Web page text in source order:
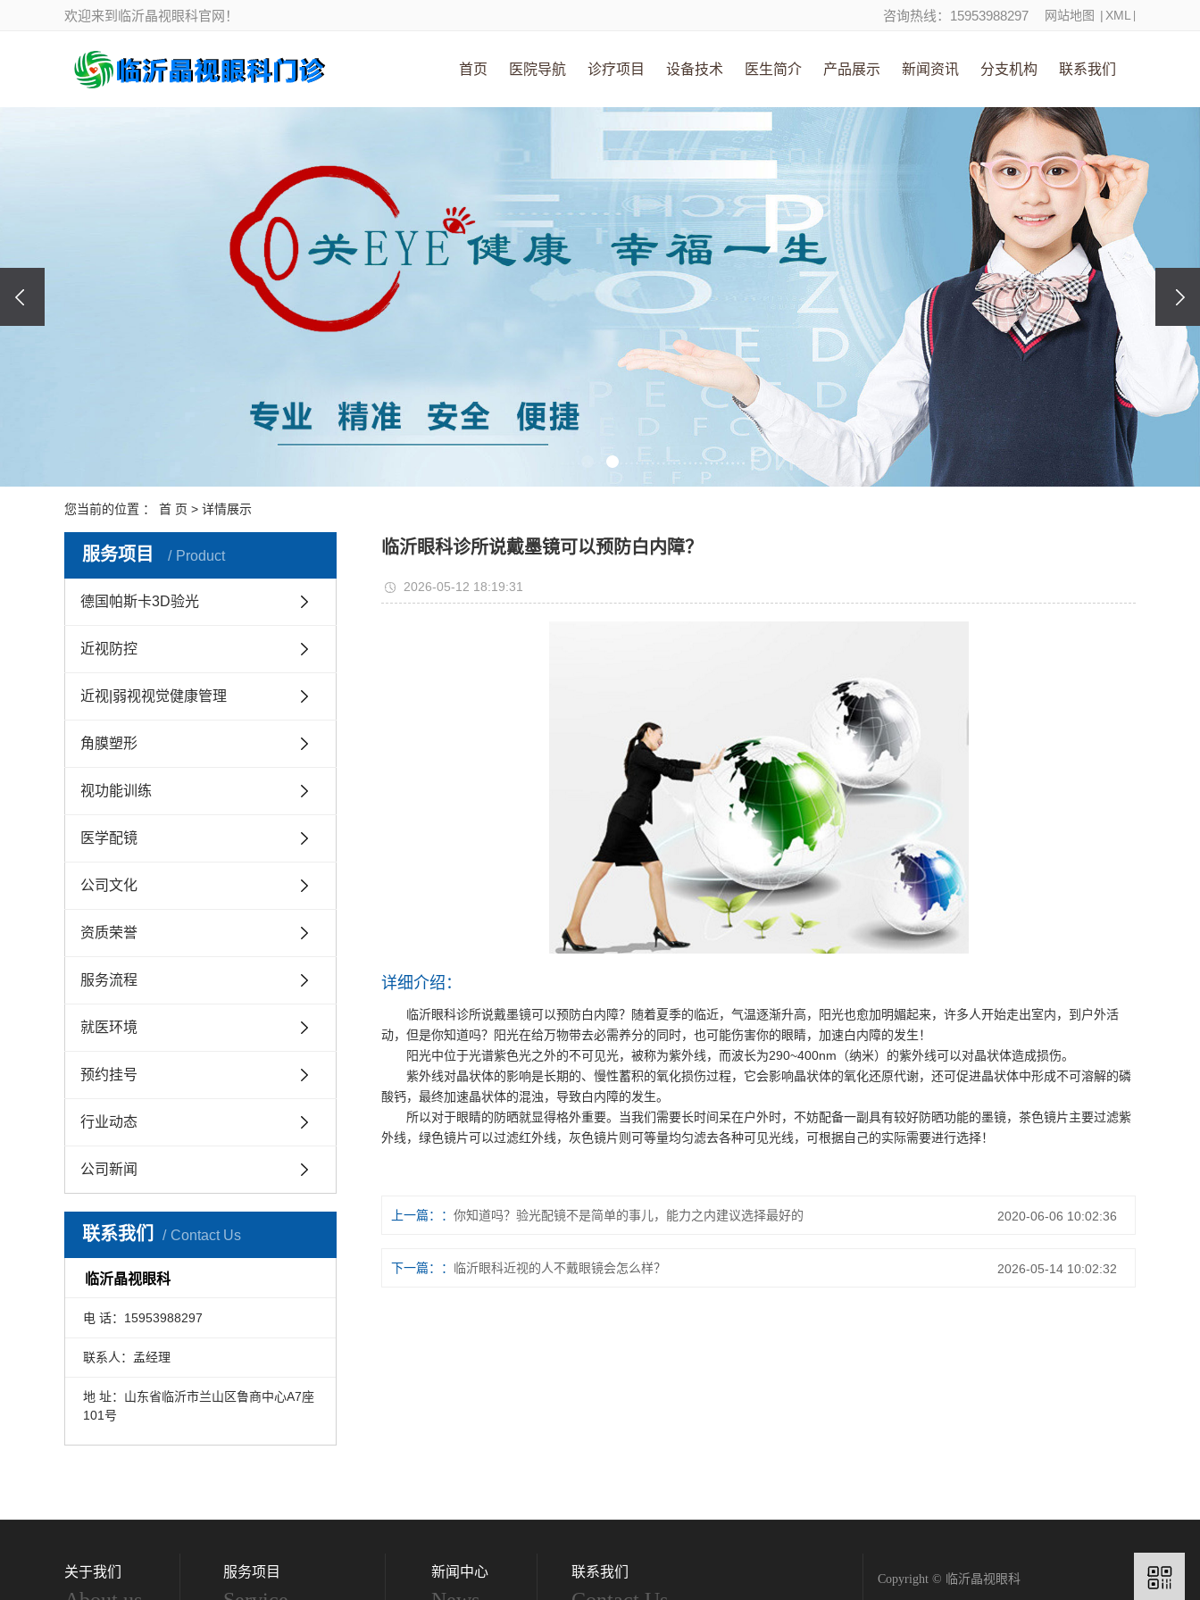
欢迎来到临沂晶视眼科官网！ 咨询热线：15953988297 网站地图 | XML
首页 医院导航 诊疗项目 设备技术 医生简介 产品展示 新闻资讯 分支机构 联系我们
您当前的位置 ： 首 页 > 详情展示
服务项目 Product
德国帕斯卡3D验光
近视防控
近视|弱视视觉健康管理
角膜塑形
视功能训练
医学配镜
公司文化
资质荣誉
服务流程
就医环境
预约挂号
行业动态
公司新闻
联系我们 Contact Us
临沂晶视眼科
电 话：15953988297
联系人：孟经理
地 址：山东省临沂市兰山区鲁商中心A7座
101号
临沂眼科诊所说戴墨镜可以预防白内障？
2026-05-12 18:19:31
详细介绍：
临沂眼科诊所说戴墨镜可以预防白内障？随着夏季的临近，气温逐渐升高，阳光也愈加明媚起来，许多人开始走出室内，到户外活
动，但是你知道吗？阳光在给万物带去必需养分的同时，也可能伤害你的眼睛，加速白内障的发生！
阳光中位于光谱紫色光之外的不可见光，被称为紫外线，而波长为290~400nm（纳米）的紫外线可以对晶状体造成损伤。
紫外线对晶状体的影响是长期的、慢性蓄积的氧化损伤过程，它会影响晶状体的氧化还原代谢，还可促进晶状体中形成不可溶解的磷
酸钙，最终加速晶状体的混浊，导致白内障的发生。
所以对于眼睛的防晒就显得格外重要。当我们需要长时间呆在户外时，不妨配备一副具有较好防晒功能的墨镜，茶色镜片主要过滤紫
外线，绿色镜片可以过滤红外线，灰色镜片则可等量均匀滤去各种可见光线，可根据自己的实际需要进行选择！
上一篇： 你知道吗？验光配镜不是简单的事儿，能力之内建议选择最好的 2020-06-06 10:02:36
下一篇： 临沂眼科近视的人不戴眼镜会怎么样？ 2026-05-14 10:02:32
关于我们 服务项目 新闻中心 联系我们 Copyright © 临沂晶视眼科